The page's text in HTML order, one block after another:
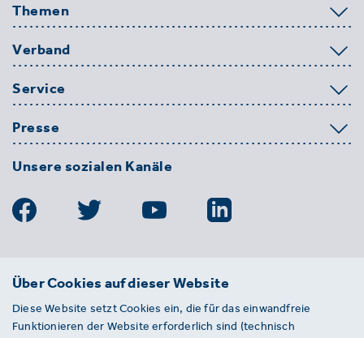
Themen
Verband
Service
Presse
Unsere sozialen Kanäle
BDE
Entsorgungs-, Wasser- und
Kreislaufwirtschaft e. V.
Über Cookies auf dieser Website
Diese Website setzt Cookies ein, die für das einwandfreie
Funktionieren der Website erforderlich sind (technisch